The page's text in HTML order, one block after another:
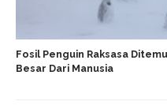
Fosil Penguin Raksasa
Besar Dari Manusia